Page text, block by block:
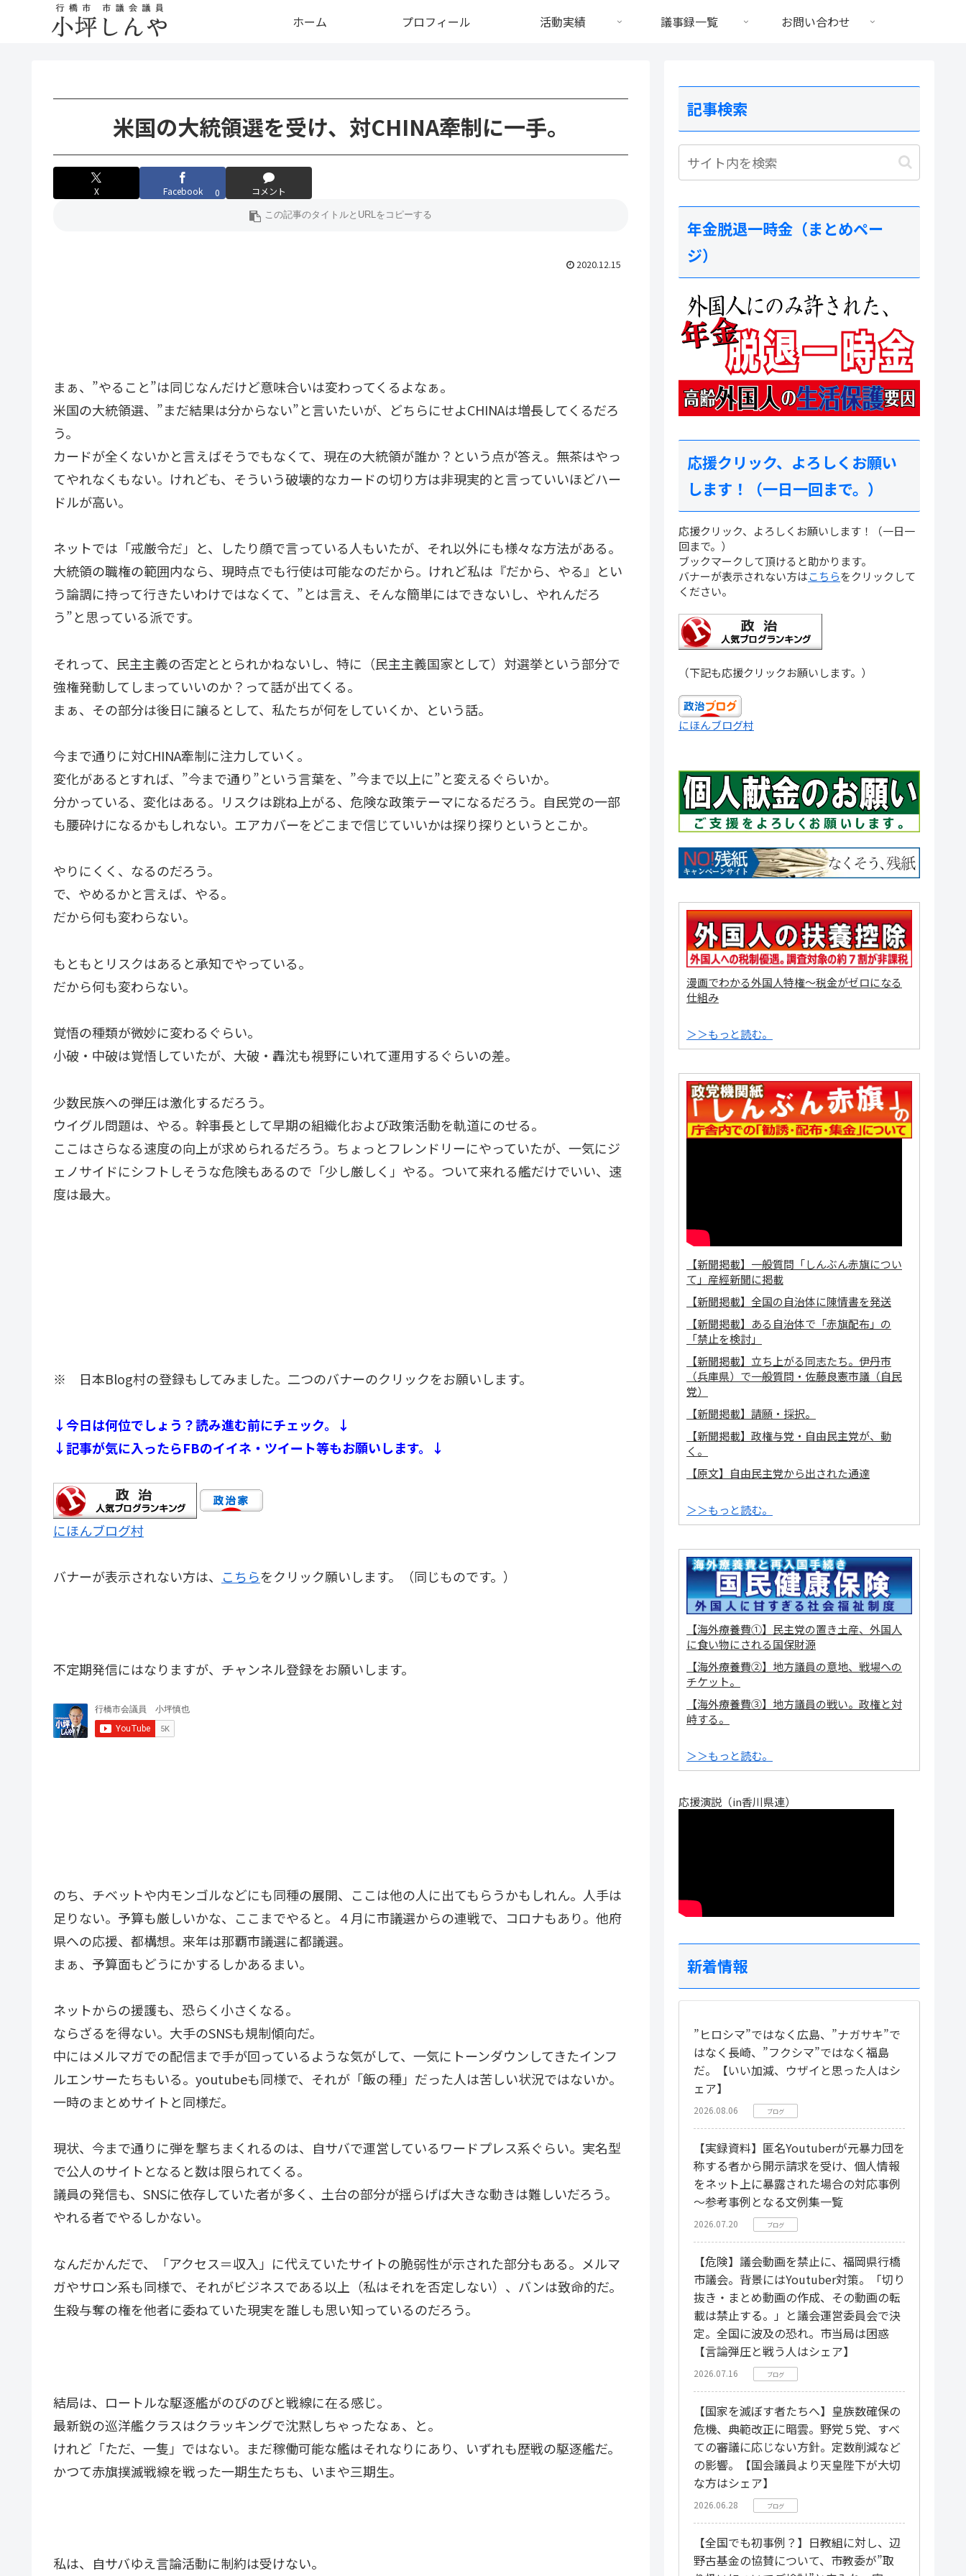
ホーム プロフィール 活動実績 議事録一覧 お問い合わせ
米国の大統領選を受け、対CHINA牽制に一手。
X Facebook 0 コメント
2020.12.15
まぁ、”やること”は同じなんだけど意味合いは変わってくるよなぁ。
米国の大統領選、”まだ結果は分からない”と言いたいが、どちらにせよCHINAは増長してくるだろ
う。
カードが全くないかと言えばそうでもなくて、現在の大統領が誰か？という点が答え。無茶はやっ
てやれなくもない。けれども、そういう破壊的なカードの切り方は非現実的と言っていいほどハー
ドルが高い。
ネットでは「戒厳令だ」と、したり顔で言っている人もいたが、それ以外にも様々な方法がある。
大統領の職権の範囲内なら、現時点でも行使は可能なのだから。けれど私は『だから、やる』とい
う論調に持って行きたいわけではなくて、”とは言え、そんな簡単にはできないし、やれんだろ
う”と思っている派です。
それって、民主主義の否定ととられかねないし、特に（民主主義国家として）対選挙という部分で
強権発動してしまっていいのか？って話が出てくる。
まぁ、その部分は後日に譲るとして、私たちが何をしていくか、という話。
今まで通りに対CHINA牽制に注力していく。
変化があるとすれば、”今まで通り”という言葉を、”今まで以上に”と変えるぐらいか。
分かっている、変化はある。リスクは跳ね上がる、危険な政策テーマになるだろう。自民党の一部
も腰砕けになるかもしれない。エアカバーをどこまで信じていいかは探り探りというとこか。
やりにくく、なるのだろう。
で、やめるかと言えば、やる。
だから何も変わらない。
もともとリスクはあると承知でやっている。
だから何も変わらない。
覚悟の種類が微妙に変わるぐらい。
小破・中破は覚悟していたが、大破・轟沈も視野にいれて運用するぐらいの差。
少数民族への弾圧は激化するだろう。
ウイグル問題は、やる。幹事長として早期の組織化および政策活動を軌道にのせる。
ここはさらなる速度の向上が求められるだろう。ちょっとフレンドリーにやっていたが、一気にジ
ェノサイドにシフトしそうな危険もあるので「少し厳しく」やる。ついて来れる艦だけでいい、速
度は最大。
※ 日本Blog村の登録もしてみました。二つのバナーのクリックをお願いします。
↓今日は何位でしょう？読み進む前にチェック。↓
↓記事が気に入ったらFBのイイネ・ツイート等もお願いします。↓
にほんブログ村
バナーが表示されない方は、 こちらをクリック願いします。（同じものです。）
不定期発信にはなりますが、チャンネル登録をお願いします。
のち、チベットや内モンゴルなどにも同種の展開、ここは他の人に出てもらうかもしれん。人手は
足りない。予算も厳しいかな、ここまでやると。４月に市議選からの連戦で、コロナもあり。他府
県への応援、都構想。来年は那覇市議選に都議選。
まぁ、予算面もどうにかするしかあるまい。
ネットからの援護も、恐らく小さくなる。
ならざるを得ない。大手のSNSも規制傾向だ。
中にはメルマガでの配信まで手が回っているような気がして、一気にトーンダウンしてきたインフ
ルエンサーたちもいる。youtubeも同様で、それが「飯の種」だった人は苦しい状況ではないか。
一時のまとめサイトと同様だ。
現状、今まで通りに弾を撃ちまくれるのは、自サバで運営しているワードプレス系ぐらい。実名型
で公人のサイトとなると数は限られてくる。
議員の発信も、SNSに依存していた者が多く、土台の部分が揺らげば大きな動きは難しいだろう。
やれる者でやるしかない。
なんだかんだで、「アクセス＝収入」に代えていたサイトの脆弱性が示された部分もある。メルマ
ガやサロン系も同様で、それがビジネスである以上（私はそれを否定しない）、バンは致命的だ。
生殺与奪の権を他者に委ねていた現実を誰しも思い知っているのだろう。
結局は、ロートルな駆逐艦がのびのびと戦線に在る感じ。
最新鋭の巡洋艦クラスはクラッキングで沈黙しちゃったなぁ、と。
けれど「ただ、一隻」ではない。まだ稼働可能な艦はそれなりにあり、いずれも歴戦の駆逐艦だ。
かつて赤旗撲滅戦線を戦った一期生たちも、いまや三期生。
私は、自サバゆえ言論活動に制約は受けない。
記事検索
年金脱退一時金（まとめペー
ジ）
応援クリック、よろしくお願い
します！（一日一回まで。）
応援クリック、よろしくお願いします！（一日一
回まで。）
ブックマークして頂けると助かります。
バナーが表示されない方はこちらをクリックして
ください。
（下記も応援クリックお願いします。）
にほんブログ村
漫画でわかる外国人特権～税金がゼロになる
仕組み
＞＞もっと読む。
【新聞掲載】一般質問「しんぶん赤旗につい
て」産經新聞に掲載
【新聞掲載】全国の自治体に陳情書を発送
【新聞掲載】ある自治体で「赤旗配布」の
「禁止を検討」
【新聞掲載】立ち上がる同志たち。伊丹市
（兵庫県）で一般質問・佐藤良憲市議（自民
党）
【新聞掲載】請願・採択。
【新聞掲載】政権与党・自由民主党が、動
く。
【原文】自由民主党から出された通達
＞＞もっと読む。
【海外療養費①】民主党の置き土産、外国人
に食い物にされる国保財源
【海外療養費②】地方議員の意地、戦場への
チケット。
【海外療養費③】地方議員の戦い。政権と対
峙する。
＞＞もっと読む。
応援演説（in香川県連）
新着情報
”ヒロシマ”ではなく広島、”ナガサキ”で
はなく長崎、”フクシマ”ではなく福島
だ。【いい加減、ウザイと思った人はシ
ェア】
2026.08.06 ブログ
【実録資料】匿名Youtuberが元暴力団を
称する者から開示請求を受け、個人情報
をネット上に暴露された場合の対応事例
～参考事例となる文例集一覧
2026.07.20 ブログ
【危険】議会動画を禁止に、福岡県行橋
市議会。背景にはYoutuber対策。「切り
抜き・まとめ動画の作成、その動画の転
載は禁止する。」と議会運営委員会で決
定。全国に波及の恐れ。市当局は困惑
【言論弾圧と戦う人はシェア】
2026.07.16 ブログ
【国家を滅ぼす者たちへ】皇族数確保の
危機、典範改正に暗雲。野党５党、すべ
ての審議に応じない方針。定数削減など
の影響。【国会議員より天皇陛下が大切
な方はシェア】
2026.06.28 ブログ
【全国でも初事例？】日教組に対し、辺
野古基金の協賛について、市教委が”取